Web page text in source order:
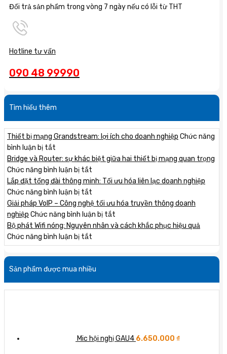
Đổi trả sản phẩm trong vòng 7 ngày nếu có lỗi từ THT
Hotline tư vấn
090 48 99990
Tìm hiểu thêm
Thiết bị mạng Grandstream: lợi ích cho doanh nghiệp Chức năng
bình luận bị tắt
Thiết
bị
mạng
Grandstream:
lợi
ích
cho
doanh
nghiệp
Bridge và Router: sự khác biệt giữa hai thiết bị mạng quan trọng
Chức năng bình luận bị tắt
Bridge
Router:
sự
khác
giữa
hai
thiết
bị
mạng
Lắp đặt tổng đài thông minh: Tối ưu hóa liên lạc doanh nghiệp
Chức năng bình luận bị tắt
Lắp
đặt
tổng
thông
minh:
Tối
ưu
hóa
nghiệp
Giải pháp VoIP – Công nghệ tối ưu hóa truyền thông doanh
nghiệp Chức năng bình luận bị tắt
Giải
VoIP
–
nghệ
tối
thông
Bộ phát Wifi nóng: Nguyên nhân và cách khắc phục hiệu quả
Chức năng bình luận bị tắt
Bộ
phát
Wifi
nóng:
Nguyên
khắc
Sản phẩm được mua nhiều
Mic hội nghị GAU4 6.650.000 ₫